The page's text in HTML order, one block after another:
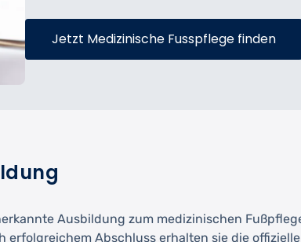
Jetzt Medizinische Fusspflege finden
Ausbildung zum medizinischen
Abschluss erhalten sie die